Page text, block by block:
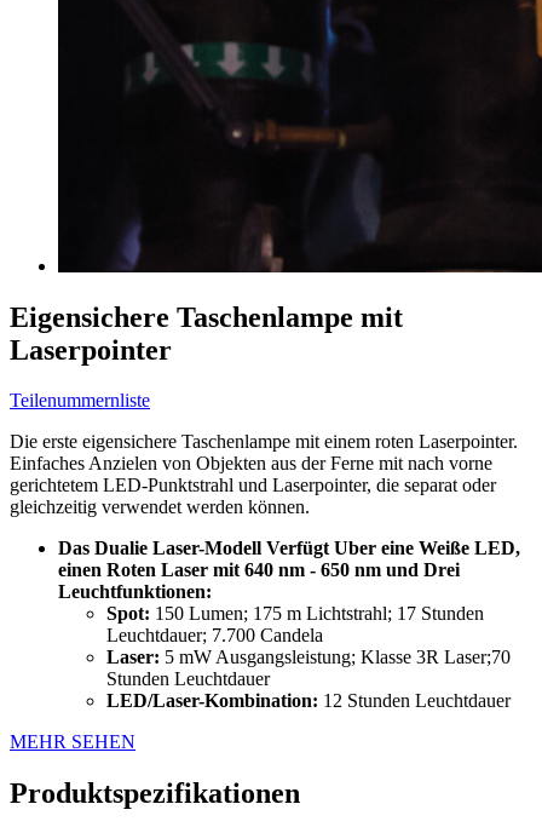
Eigensichere Taschenlampe mit
Laserpointer
Teilenummernliste
Die erste eigensichere Taschenlampe mit einem roten Laserpointer.
Einfaches Anzielen von Objekten aus der Ferne mit nach vorne
gerichtetem LED-Punktstrahl und Laserpointer, die separat oder
gleichzeitig verwendet werden können.
Das Dualie Laser-Modell Verfügt Uber eine Weiße LED,
einen Roten Laser mit 640 nm - 650 nm und Drei
Leuchtfunktionen:
Spot: 150 Lumen; 175 m Lichtstrahl; 17 Stunden
Leuchtdauer; 7.700 Candela
Laser: 5 mW Ausgangsleistung; Klasse 3R Laser;70
Stunden Leuchtdauer
LED/Laser-Kombination: 12 Stunden Leuchtdauer
MEHR SEHEN
Produktspezifikationen